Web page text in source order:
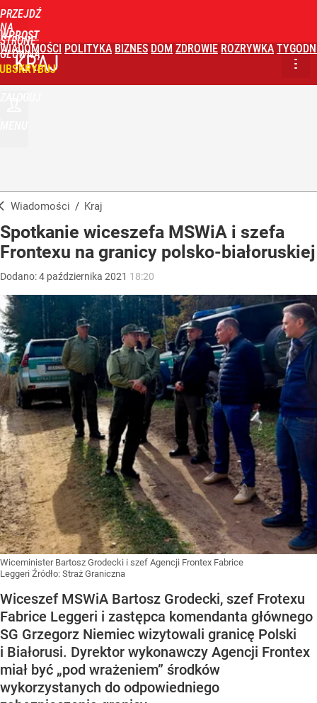
PRZEJDŹ
NA
STRONĘ
GŁÓWNĄ
WPROST
WIADOMOŚCI POLITYKA BIZNES DOM ZDROWIE ROZRYWKA
KRAJ
Wiadomości / Kraj
Spotkanie wiceszefa MSWiA i szefa
Frontexu na granicy polsko-białoruskiej
Dodano:4 października 2021 18:20
Wiceminister Bartosz Grodecki i szef Agencji Frontex Fabrice
Leggeri Źródło: Straż Graniczna
Wiceszef MSWiA Bartosz Grodecki, szef Frotexu
Fabrice Leggeri i zastępca komendanta głównego
SG Grzegorz Niemiec wizytowali granicę Polski
i Białorusi. Dyrektor wykonawczy Agencji Frontex
miał być „pod wrażeniem” środków
wykorzystanych do odpowiedniego